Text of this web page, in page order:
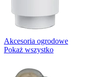
Akcesoria ogrodowe
Pokaż wszystko